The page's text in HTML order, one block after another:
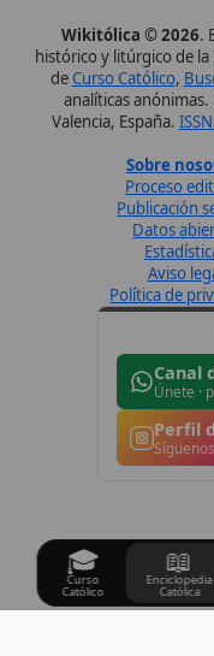
Canal
Únete ·
Perfil de
Síguenos ·